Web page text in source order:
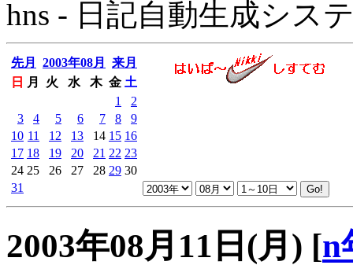
hns - 日記自動生成シス
先月 2003年08月
来月
日
月 火 水 木 金 土
1
2
3
4 5 6 7 8
9
10 11 12 13 14 15 16
17 18 19 20 21 22 23
24 25 26 27 28 29 30
31
2003年08月11日(月) [n